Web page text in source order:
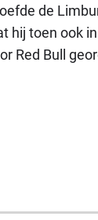
de
hij toen ook
Red Bull